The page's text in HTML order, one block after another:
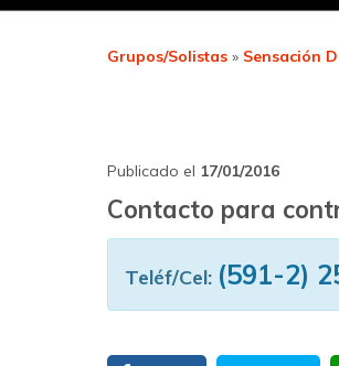
Grupos/Solistas » Sensación
Publicado el 17/01/2016
Contacto para
Teléf/Cel: (591-2)